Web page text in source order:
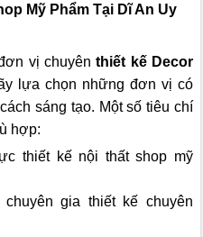
Mỹ Phẩm Tại Dĩ An Uy
vị chuyênthiết kế Decor
lựa chọn những đơn vị có
sáng tạo. Một số tiêu chí
hợp:
thiết kế nội thất shop mỹ
gia thiết kế chuyên